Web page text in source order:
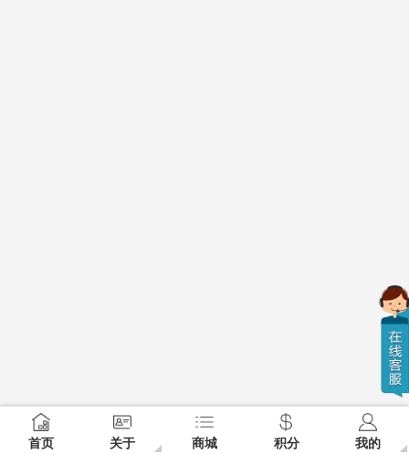
首页 关于 商城 积分 我的